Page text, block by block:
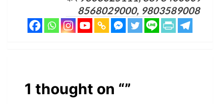
8568029000, 9803589008
1 thought on “”